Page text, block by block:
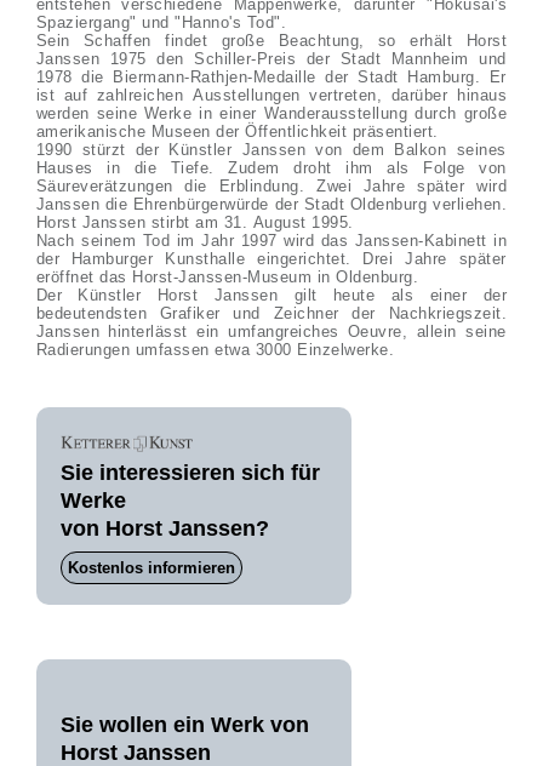
entstehen verschiedene Mappenwerke, darunter "Hokusai's
Spaziergang" und "Hanno's Tod".
Sein Schaffen findet große Beachtung, so erhält Horst
Janssen 1975 den Schiller-Preis der Stadt Mannheim und
1978 die Biermann-Rathjen-Medaille der Stadt Hamburg. Er
ist auf zahlreichen Ausstellungen vertreten, darüber hinaus
werden seine Werke in einer Wanderausstellung durch große
amerikanische Museen der Öffentlichkeit präsentiert.
1990 stürzt der Künstler Janssen von dem Balkon seines
Hauses in die Tiefe. Zudem droht ihm als Folge von
Säureverätzungen die Erblindung. Zwei Jahre später wird
Janssen die Ehrenbürgerwürde der Stadt Oldenburg verliehen.
Horst Janssen stirbt am 31. August 1995.
Nach seinem Tod im Jahr 1997 wird das Janssen-Kabinett in
der Hamburger Kunsthalle eingerichtet. Drei Jahre später
eröffnet das Horst-Janssen-Museum in Oldenburg.
Der Künstler Horst Janssen gilt heute als einer der
bedeutendsten Grafiker und Zeichner der Nachkriegszeit.
Janssen hinterlässt ein umfangreiches Oeuvre, allein seine
Radierungen umfassen etwa 3000 Einzelwerke.
Sie interessieren sich für
Werke
von Horst Janssen?
Kostenlos informieren
Sie wollen ein Werk von
Horst Janssen